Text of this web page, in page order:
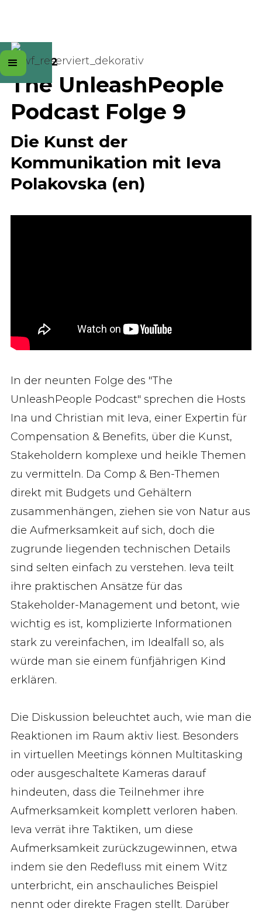
Staffel 2
The UnleashPeople
Podcast Folge 9
Die Kunst der
Kommunikation mit Ieva
Polakovska (en)
In der neunten Folge des "The
UnleashPeople Podcast" sprechen die Hosts
Ina und Christian mit Ieva, einer Expertin für
Compensation & Benefits, über die Kunst,
Stakeholdern komplexe und heikle Themen
zu vermitteln. Da Comp & Ben-Themen
direkt mit Budgets und Gehältern
zusammenhängen, ziehen sie von Natur aus
die Aufmerksamkeit auf sich, doch die
zugrunde liegenden technischen Details
sind selten einfach zu verstehen. Ieva teilt
ihre praktischen Ansätze für das
Stakeholder-Management und betont, wie
wichtig es ist, komplizierte Informationen
stark zu vereinfachen, im Idealfall so, als
würde man sie einem fünfjährigen Kind
erklären.
Die Diskussion beleuchtet auch, wie man die
Reaktionen im Raum aktiv liest. Besonders
in virtuellen Meetings können Multitasking
oder ausgeschaltete Kameras darauf
hindeuten, dass die Teilnehmer ihre
Aufmerksamkeit komplett verloren haben.
Ieva verrät ihre Taktiken, um diese
Aufmerksamkeit zurückzugewinnen, etwa
indem sie den Redefluss mit einem Witz
unterbricht, ein anschauliches Beispiel
nennt oder direkte Fragen stellt. Darüber